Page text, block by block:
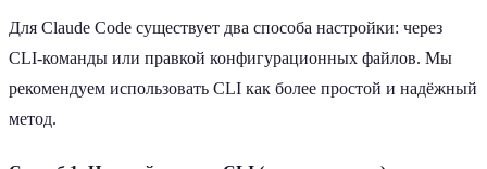
Для Claude Code существует два способа настройки: через
CLI-команды или правкой конфигурационных файлов. Мы
рекомендуем использовать CLI как более простой и надёжный
метод.